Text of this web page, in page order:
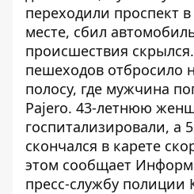
переходили проспект
месте, сбил
происшествия
пешеходов отбросило
полосу, где мужчина
Pajero. 43-летнюю
госпитализировали, а
скончался в карете
этом сообщает
пресс-службу полиции